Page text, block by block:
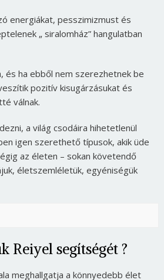
energiákat, pesszimizmust és
„ siralomház” hangulatban
és ha ebből nem szerezhetnek be
pozitív kisugárzásukat és
válnak.
a világ csodáira hihetetlenül
igen szerethető típusok, akik üde
az életen – sokan követendő
életszemléletük, egyéniségük
Reiyel segítségét ?
meghallgatja a könnyedebb élet